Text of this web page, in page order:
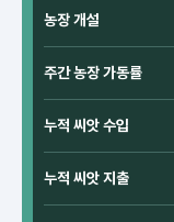
농장 개설
주간 농장 가동률
누적 씨앗 수입
누적 씨앗 지출